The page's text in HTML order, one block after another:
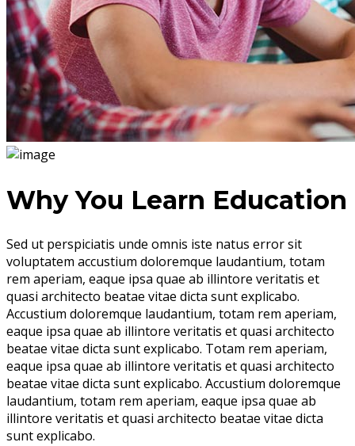
Why You Learn Education
Sed ut perspiciatis unde omnis iste natus error sit
voluptatem accustium doloremque laudantium, totam
rem aperiam, eaque ipsa quae ab illintore veritatis et
quasi architecto beatae vitae dicta sunt explicabo.
Accustium doloremque laudantium, totam rem aperiam,
eaque ipsa quae ab illintore veritatis et quasi architecto
beatae vitae dicta sunt explicabo. Totam rem aperiam,
eaque ipsa quae ab illintore veritatis et quasi architecto
beatae vitae dicta sunt explicabo. Accustium doloremque
laudantium, totam rem aperiam, eaque ipsa quae ab
illintore veritatis et quasi architecto beatae vitae dicta
sunt explicabo.